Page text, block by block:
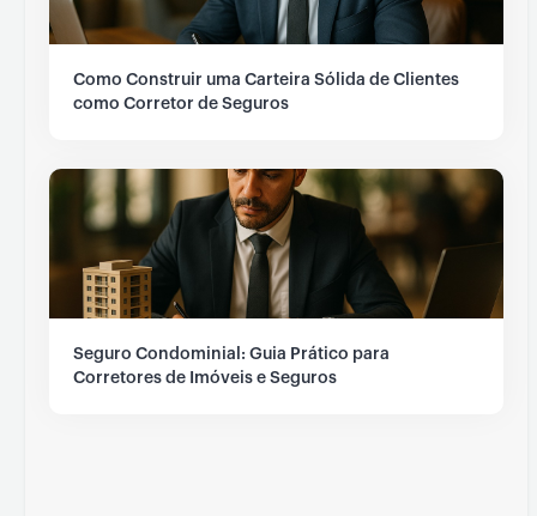
Como Construir uma Carteira Sólida de Clientes
como Corretor de Seguros
Seguro Condominial: Guia Prático para
Corretores de Imóveis e Seguros